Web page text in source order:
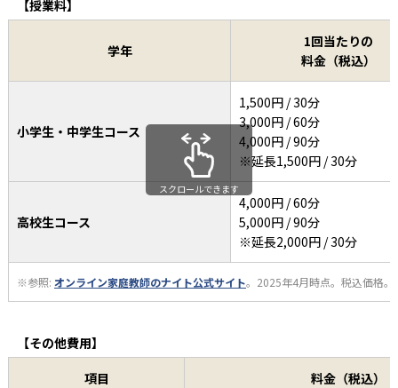
【授業料】
学年
1回当たりの
料金（税込）
小学生・中学生コース
1,500円 / 30分
3,000円 / 60分
4,000円 / 90分
※延長1,500円 / 30分
高校生コース
4,000円 / 60分
5,000円 / 90分
※延長2,000円 / 30分
※参照: オンライン家庭教師のナイト公式サイト。2025年4月時点。税込価格。
スクロールできます
【その他費用】
項目
料金（税込）